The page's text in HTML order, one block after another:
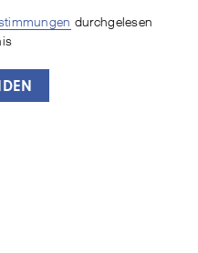
durchgelesen